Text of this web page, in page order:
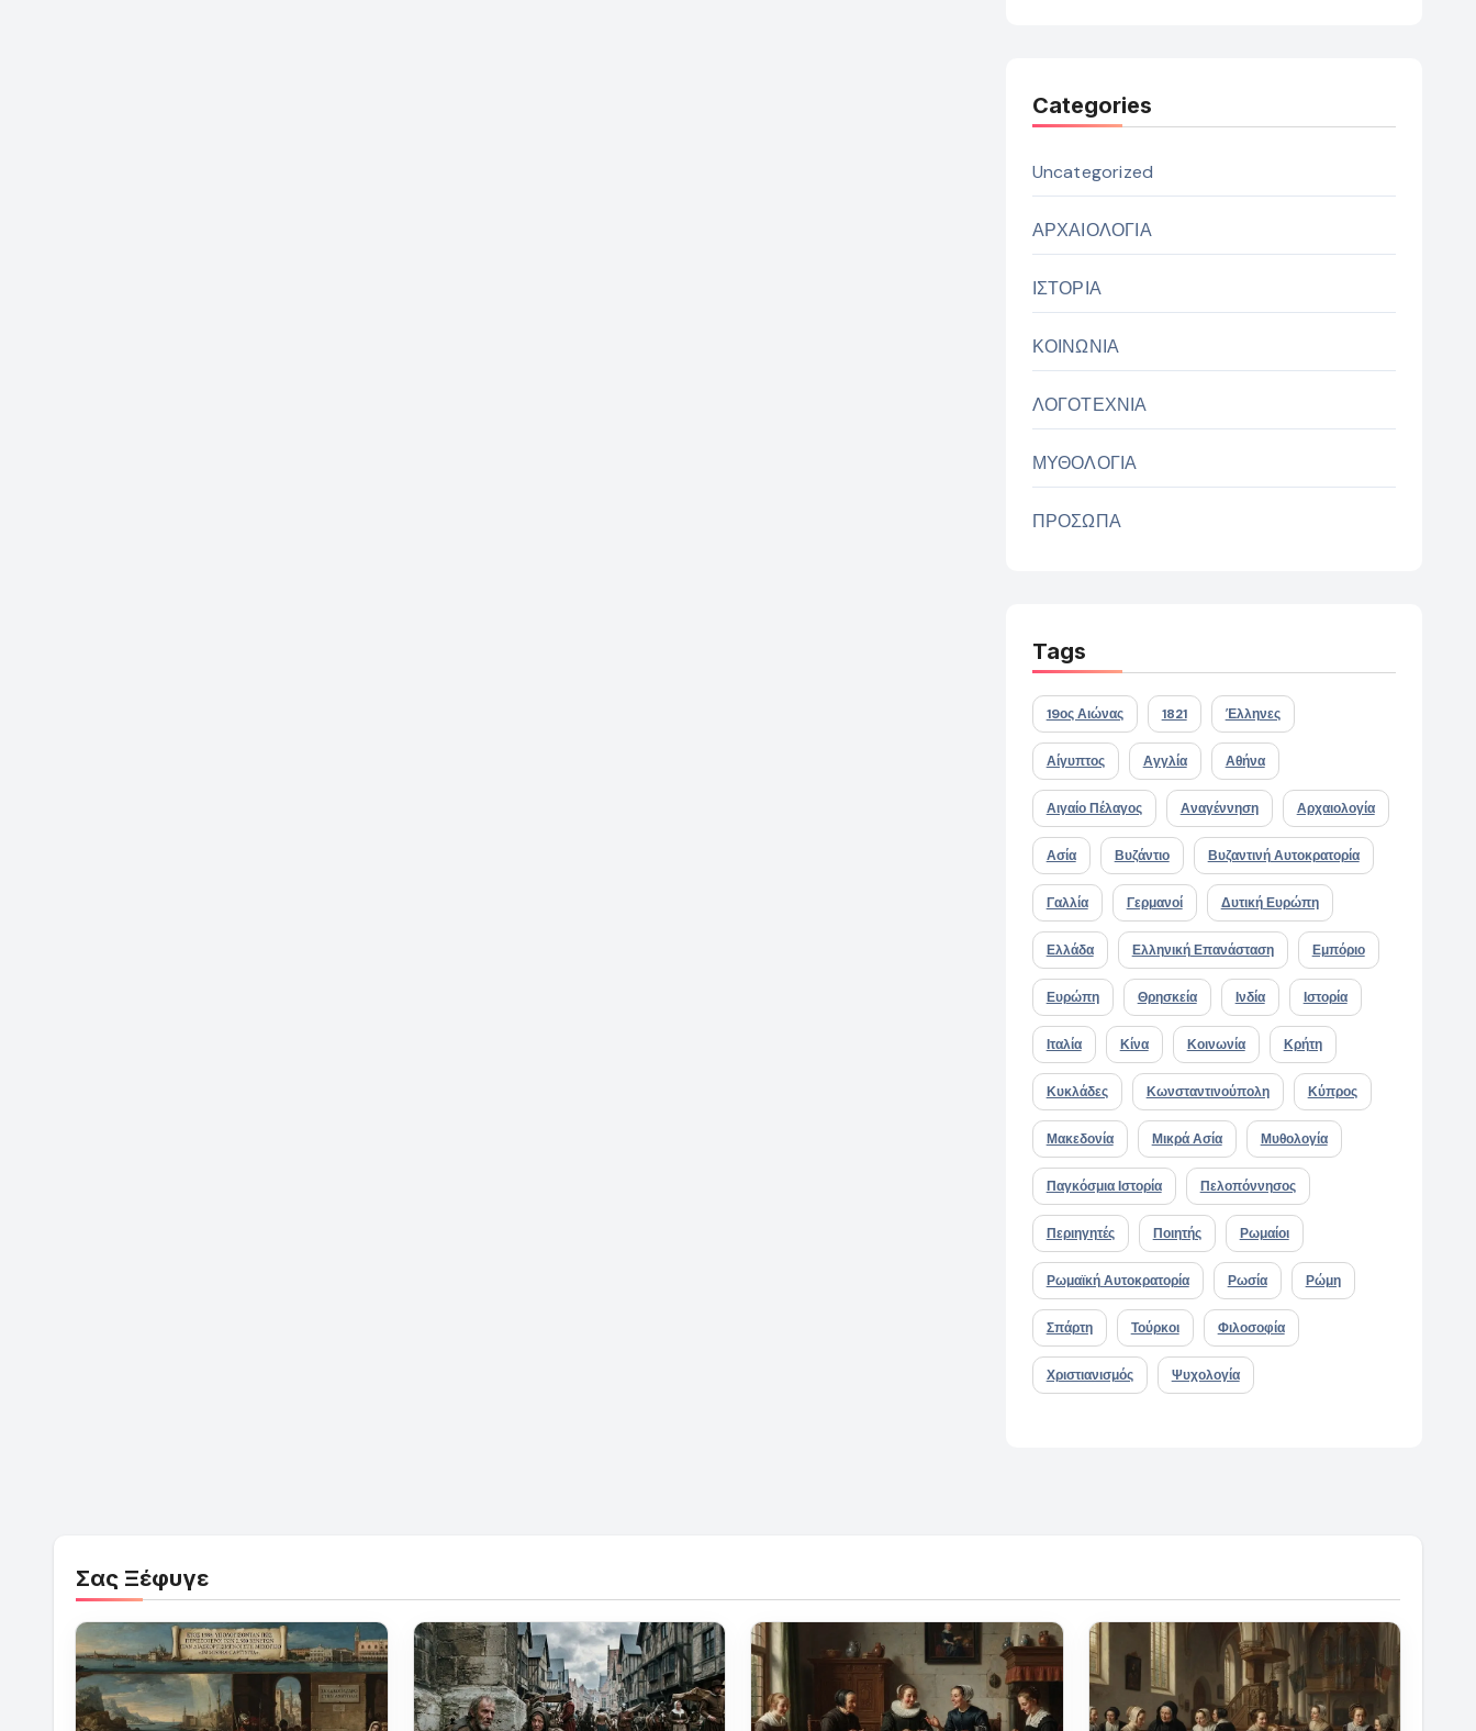
Categories
Uncategorized
ΑΡΧΑΙΟΛΟΓΙΑ
ΙΣΤΟΡΙΑ
ΚΟΙΝΩΝΙΑ
ΛΟΓΟΤΕΧΝΙΑ
ΜΥΘΟΛΟΓΙΑ
ΠΡΟΣΩΠΑ
Tags
19ος Αιώνας 1821 Έλληνες
Αίγυπτος Αγγλία Αθήνα
Αιγαίο Πέλαγος Αναγέννηση Αρχαιολογία
Ασία Βυζάντιο Βυζαντινή Αυτοκρατορία
Γαλλία Γερμανοί Δυτική Ευρώπη
Ελλάδα Ελληνική Επανάσταση Εμπόριο
Ευρώπη Θρησκεία Ινδία Ιστορία
Ιταλία Κίνα Κοινωνία Κρήτη
Κυκλάδες Κωνσταντινούπολη Κύπρος
Μακεδονία Μικρά Ασία Μυθολογία
Παγκόσμια Ιστορία Πελοπόννησος
Περιηγητές Ποιητής Ρωμαίοι
Ρωμαϊκή Αυτοκρατορία Ρωσία Ρώμη
Σπάρτη Τούρκοι Φιλοσοφία
Χριστιανισμός Ψυχολογία
Σας Ξέφυγε